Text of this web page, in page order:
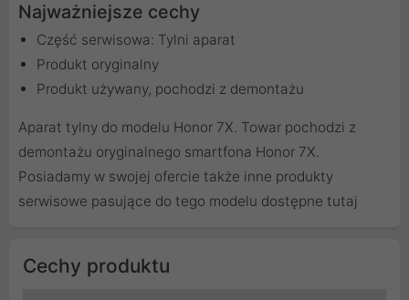
Najważniejsze cechy
Część serwisowa: Tylni aparat
Produkt oryginalny
Produkt używany, pochodzi z demontażu
Aparat tylny do modelu Honor 7X. Towar pochodzi z
demontażu oryginalnego smartfona Honor 7X.
Posiadamy w swojej ofercie także inne produkty
serwisowe pasujące do tego modelu dostępne tutaj
Cechy produktu